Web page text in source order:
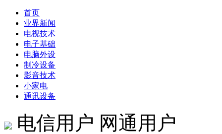
首页
业界新闻
电视技术
电子基础
电脑外设
制冷设备
影音技术
小家电
通讯设备
电信用户 网通用户